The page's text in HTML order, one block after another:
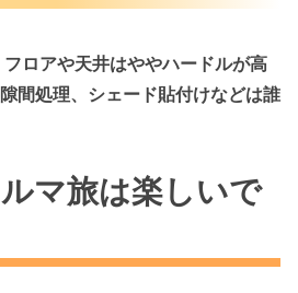
ロアや天井はややハードルが高
間処理、シェード貼付けなどは誰
マ旅は楽しいで